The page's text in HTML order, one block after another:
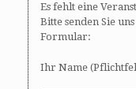
Es fehlt eine
Bitte senden Sie
Formular:
Ihr Name